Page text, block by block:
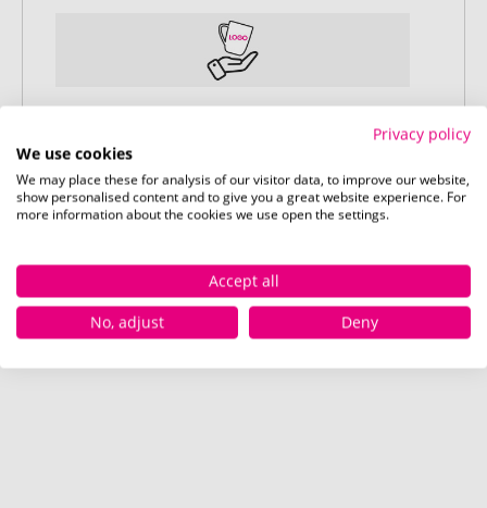
Pünktliche und schnelle Lieferung
Nach Ihrer Freigabe der Druckvorschau
liefern wir termingerecht zum
vereinbarten Datum – garantiert.
Privacy policy
We use cookies
We may place these for analysis of our visitor data, to improve our website,
show personalised content and to give you a great website experience. For
more information about the cookies we use open the settings.
Accept all
No, adjust
Deny